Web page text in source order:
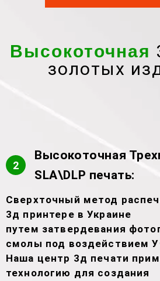
Высокоточная
золотых
2
Высокоточная
SLA\DLP печать:
Сверхточный метод
3д принтере в Украине
путем затвердевания
смолы под воздействием
Наша центр 3д печати
технологию для создания